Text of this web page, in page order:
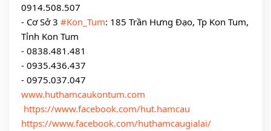
0914.508.507
- Cơ Sở 3 #Kon_Tum: 185 Trần Hưng Đạo, Tp Kon Tum,
Tỉnh Kon Tum
- 0838.481.481
- 0935.436.437
- 0975.037.047
www.huthamcaukontum.com
https://www.facebook.com/hut.hamcau
https://www.facebook.com/huthamcaugialai/